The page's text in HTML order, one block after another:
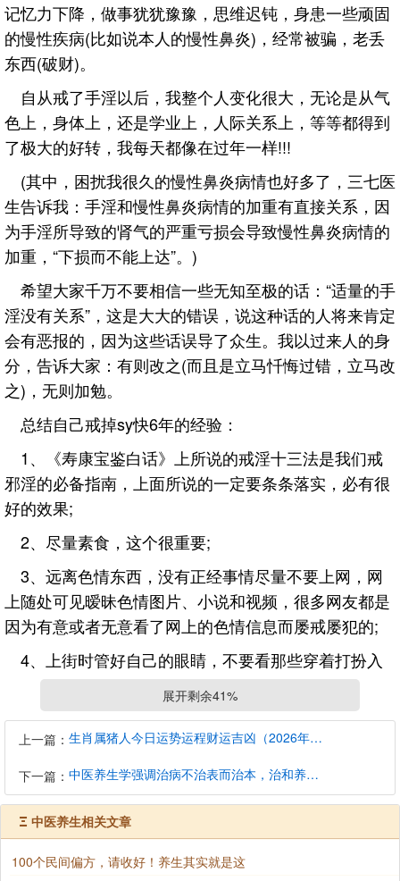
记忆力下降，做事犹犹豫豫，思维迟钝，身患一些顽固
的慢性疾病(比如说本人的慢性鼻炎)，经常被骗，老丢
东西(破财)。
自从戒了手淫以后，我整个人变化很大，无论是从气
色上，身体上，还是学业上，人际关系上，等等都得到
了极大的好转，我每天都像在过年一样!!!
(其中，困扰我很久的慢性鼻炎病情也好多了，三七医
生告诉我：手淫和慢性鼻炎病情的加重有直接关系，因
为手淫所导致的肾气的严重亏损会导致慢性鼻炎病情的
加重，“下损而不能上达”。)
希望大家千万不要相信一些无知至极的话：“适量的手
淫没有关系”，这是大大的错误，说这种话的人将来肯定
会有恶报的，因为这些话误导了众生。我以过来人的身
分，告诉大家：有则改之(而且是立马忏悔过错，立马改
之)，无则加勉。
总结自己戒掉sy快6年的经验：
1、《寿康宝鉴白话》上所说的戒淫十三法是我们戒
邪淫的必备指南，上面所说的一定要条条落实，必有很
好的效果;
2、尽量素食，这个很重要;
3、远离色情东西，没有正经事情尽量不要上网，网
上随处可见暧昧色情图片、小说和视频，很多网友都是
因为有意或者无意看了网上的色情信息而屡戒屡犯的;
4、上街时管好自己的眼睛，不要看那些穿着打扮入
时的女子，尤其是夏天尽量少上街，大家一定不要觉得
看看没关系，须知小小的刺激的力量累积起来都会成为
一座高山，到时候你也许爬都爬不过去了。上街的时候
5、要经常祈求佛菩萨加持自己戒邪淫，自力和佛力
相结合肯定会有意想不到的功效，这一点很重要，我们
凡夫俗子，业障深重，烦恼习气很多，佛菩萨就像母亲
一样，我们就是咿呀学步的小孩，没有母亲的护持，我
展开剩余41%
上一篇： 生肖属猪人今日运势运程财运吉凶（2026年8月7日）详解查询
下一篇： 中医养生学强调治病不治表而治本，治和养兼顾是有必要的
Ξ 中医养生相关文章
100个民间偏方，请收好！养生其实就是这